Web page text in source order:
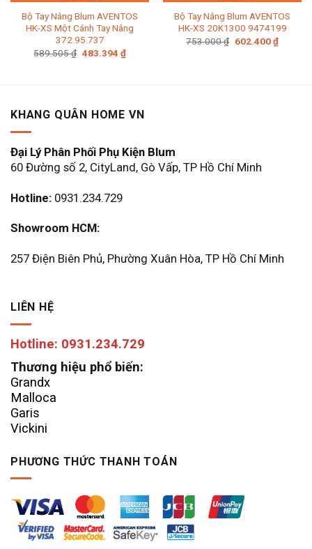
Bộ Tay Nâng Blum AVENTOS
HK-XS Một Cánh Tay Nâng
372.95.737
589.505₫ Giá
483.394 ₫Giá
hiện
Bộ Tay Nâng Blum AVENTOS
HK-XS 20K1300 9474199
753.000₫ Giá
602.400₫Giá
hiện
KHANG QUÂN HOME VN
Đại Lý Phân Phối Phụ Kiện Blum
60 Đường số 2, CityLand, Gò Vấp, TP Hồ Chí Minh
Hotline: 0931.234.729
Showroom HCM:
257 Điện Biên Phủ, Phường Xuân Hòa, TP Hồ Chí Minh
LIÊN HỆ
Hotline: 0931.234.729
Thương hiệu phổ biến:
Grandx
Malloca
Garis
Vickini
PHƯƠNG THỨC THANH TOÁN